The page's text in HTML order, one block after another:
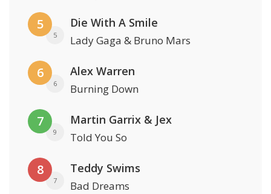
5
5
Die With A Smile
Lady Gaga & Bruno Mars
6
6
Alex Warren
Burning Down
7
9
Martin Garrix & Jex
Told You So
8
7
Teddy Swims
Bad Dreams